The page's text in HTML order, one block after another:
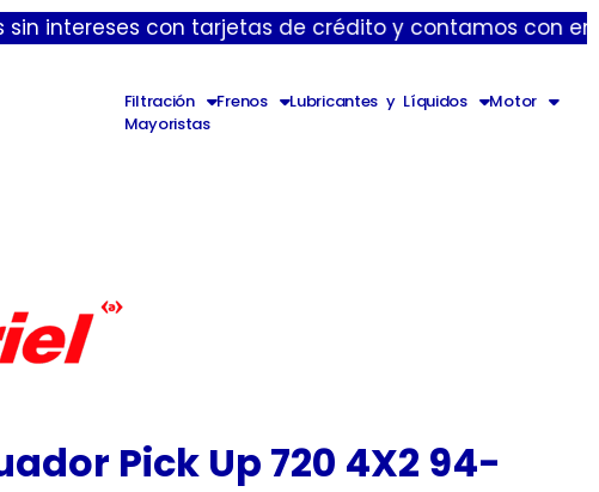
con tarjetas de crédito y contamos con envíos
Filtración Frenos Lubricantes y Líquidos
Motor
Mayoristas
Pick Up 720 4X2 94-